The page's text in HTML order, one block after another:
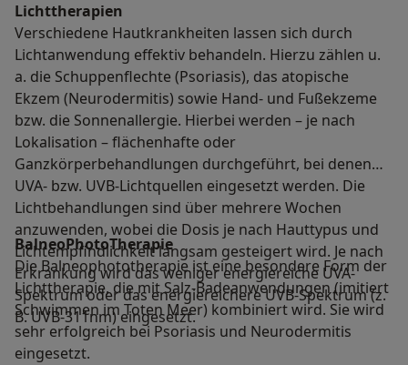
Lichttherapien
Verschiedene Hautkrankheiten lassen sich durch
Lichtanwendung effektiv behandeln. Hierzu zählen u.
a. die Schuppenflechte (Psoriasis), das atopische
Ekzem (Neurodermitis) sowie Hand- und Fußekzeme
bzw. die Sonnenallergie. Hierbei werden – je nach
Lokalisation – flächenhafte oder
Ganzkörperbehandlungen durchgeführt, bei denen
UVA- bzw. UVB-Lichtquellen eingesetzt werden. Die
Lichtbehandlungen sind über mehrere Wochen
anzuwenden, wobei die Dosis je nach Hauttypus und
Lichtempfindlichkeit langsam gesteigert wird. Je nach
Erkrankung wird das weniger energiereiche UVA-
Spektrum oder das energiereichere UVB-Spektrum (z.
B. UVB-311nm) eingesetzt.
BalneoPhotoTherapie
Die Balneophototherapie ist eine besondere Form der
Lichttherapie, die mit Salz-Badeanwendungen (imitiert
Schwimmen im Toten Meer) kombiniert wird. Sie wird
sehr erfolgreich bei Psoriasis und Neurodermitis
eingesetzt.